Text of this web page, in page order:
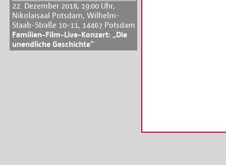
22. Dezember 2018, 19:00 Uhr,
Nikolaisaal Potsdam, Wilhelm-
Staab-Straße 10-11, 14467 Potsdam
Familien-Film-Live-Konzert: „Die
unendliche Geschichte“